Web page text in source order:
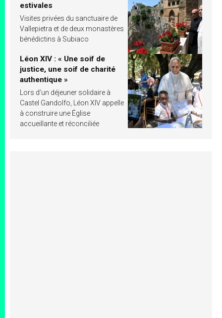
estivales
Visites privées du sanctuaire de
Vallepietra et de deux monastères
bénédictins à Subiaco
Léon XIV : « Une soif de
justice, une soif de charité
authentique »
Lors d’un déjeuner solidaire à
Castel Gandolfo, Léon XIV appelle
à construire une Église
accueillante et réconciliée